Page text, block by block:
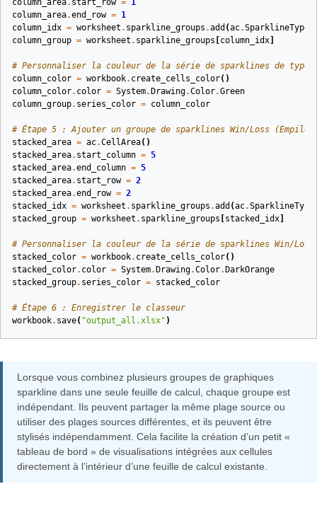
column_area. start_row = 1
column_area.end_row = 1
column_idx = worksheet . sparkline_groups .add (ac.SparklineType
column_group = worksheet . sparkline_groups column_idx
# Personnaliser la couleur de la série de sparklines de type
column_color = workbook. create_cells_color()
column_color. color = System. Drawing.Color.Green
column_group. series_color = column_color
# Étape 5 : Ajouter un groupe de sparklines Win/Loss (Empilé)
stacked_area = ac.CellArea()
stacked_area. start_column = 5
stacked_area.end_column = 5
stacked_area. start_row = 2
stacked_area.end_row = 2
stacked_idx = worksheet . sparkline_groups .add (ac.SparklineType
stacked_group = worksheet . sparkline_groups stacked_idx
# Personnaliser la couleur de la série de sparklines Win/Loss
stacked_color = workbook. create_cells_color()
stacked_color. color = System. Drawing.Color. DarkOrange
stacked_group. series_color = stacked_color
# Étape 6 : Enregistrer le classeur
workbook. save( "output_all.xlsx" )
Lorsque vous combinez plusieurs groupes de graphiques
sparkline dans une seule feuille de calcul, chaque groupe est
indépendant. Ils peuvent partager la même plage source ou
utiliser des plages sources différentes, et ils peuvent être
stylisés indépendamment. Cela facilite la création d’un petit «
tableau de bord » de visualisations intégrées aux cellules
directement à l’intérieur d’une feuille de calcul existante.